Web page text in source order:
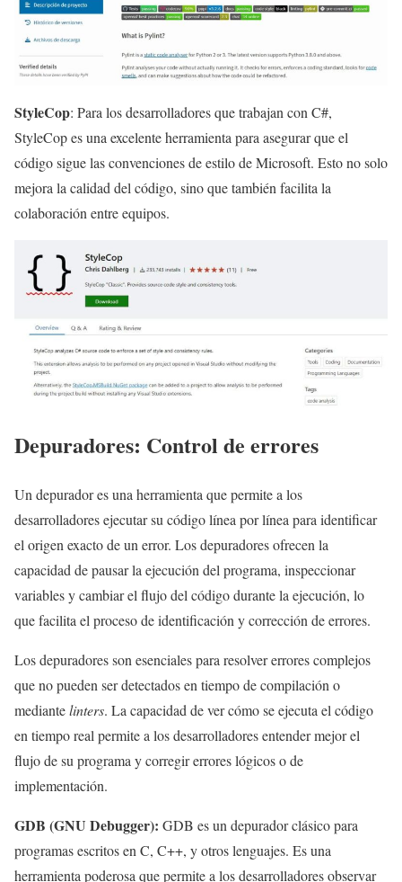
StyleCop: Para los desarrolladores que trabajan con C#,
StyleCop es una excelente herramienta para asegurar que el
código sigue las convenciones de estilo de Microsoft. Esto no solo
mejora la calidad del código, sino que también facilita la
colaboración entre equipos.
Depuradores: Control de errores
Un depurador es una herramienta que permite a los
desarrolladores ejecutar su código línea por línea para identificar
el origen exacto de un error. Los depuradores ofrecen la
capacidad de pausar la ejecución del programa, inspeccionar
variables y cambiar el flujo del código durante la ejecución, lo
que facilita el proceso de identificación y corrección de errores.
Los depuradores son esenciales para resolver errores complejos
que no pueden ser detectados en tiempo de compilación o
mediantelinters. La capacidad de ver cómo se ejecuta el código
en tiempo real permite a los desarrolladores entender mejor el
flujo de su programa y corregir errores lógicos o de
implementación.
GDB (GNU Debugger): GDB es un depurador clásico para
programas escritos en C, C++, y otros lenguajes. Es una
herramienta poderosa que permite a los desarrolladores observar